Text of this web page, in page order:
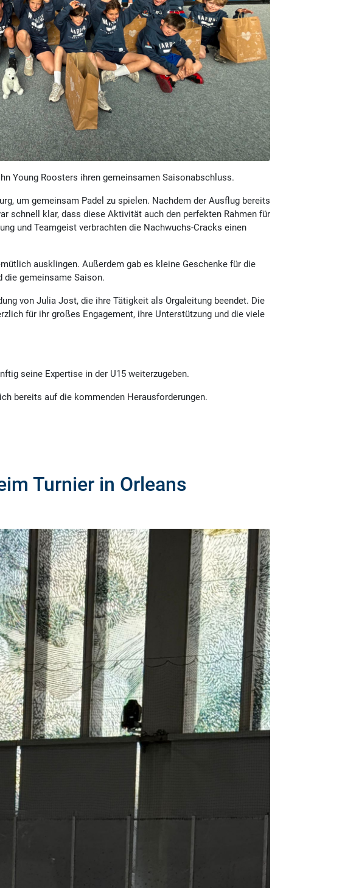
Young Roosters ihren gemeinsamen Saisonabschluss.
um gemeinsam Padel zu spielen. Nachdem der Ausflug bereits
schnell klar, dass diese Aktivität auch den perfekten Rahmen für
und Teamgeist verbrachten die Nachwuchs-Cracks einen
ausklingen. Außerdem gab es kleine Geschenke für die
die gemeinsame Saison.
von Julia Jost, die ihre Tätigkeit als Orgaleitung beendet. Die
für ihr großes Engagement, ihre Unterstützung und die viele
seine Expertise in der U15 weiterzugeben.
bereits auf die kommenden Herausforderungen.
Turnier in Orleans